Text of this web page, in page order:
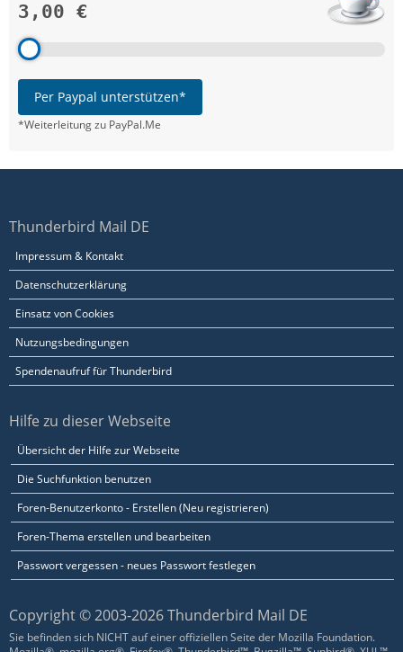
3,00 €
Per Paypal unterstützen*
*Weiterleitung zu PayPal.Me
Thunderbird Mail DE
Impressum & Kontakt
Datenschutzerklärung
Einsatz von Cookies
Nutzungsbedingungen
Spendenaufruf für Thunderbird
Hilfe zu dieser Webseite
Übersicht der Hilfe zur Webseite
Die Suchfunktion benutzen
Foren-Benutzerkonto - Erstellen (Neu registrieren)
Foren-Thema erstellen und bearbeiten
Passwort vergessen - neues Passwort festlegen
Copyright © 2003-2026 Thunderbird Mail DE
Sie befinden sich NICHT auf einer offiziellen Seite der Mozilla Foundation.